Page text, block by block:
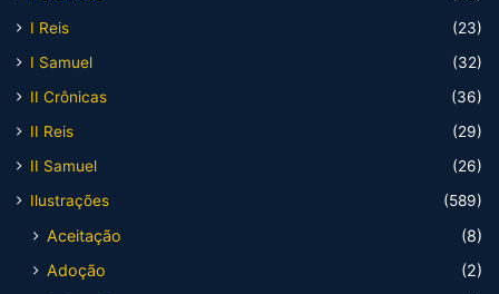
I Reis
(23)
I Samuel
(32)
II Crônicas
(36)
II Reis
(29)
II Samuel
(26)
Ilustrações
(589)
Aceitação
(8)
Adoção
(2)